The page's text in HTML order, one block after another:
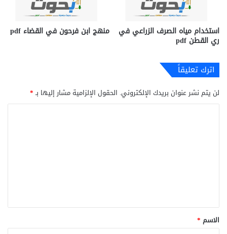
استخدام مياه الصرف الزراعي في
ري القطن pdf
منهج ابن فرحون في القضاء pdf
اترك تعليقاً
لن يتم نشر عنوان بريدك الإلكتروني. الحقول الإلزامية مشار إليها بـ*
*
الاسم *